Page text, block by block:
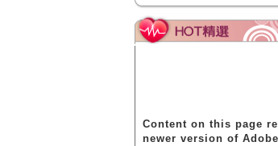
Content on this page
newer version of